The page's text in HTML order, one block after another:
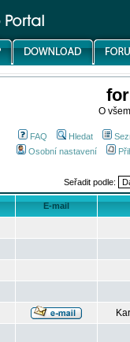
O
FAQ Hledat
Osobní nastavení
Seřadit podle:
E-mail